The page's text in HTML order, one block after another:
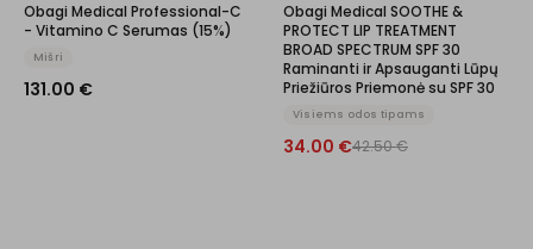
Obagi Medical Professional-C
- Vitamino C Serumas (15%)
Mišri
131.00 €
Obagi Medical SOOTHE &
PROTECT LIP TREATMENT
BROAD SPECTRUM SPF 30
Raminanti ir Apsauganti Lūpų
Priežiūros Priemonė su SPF 30
Visiems odos tipams
34.00 €42.50€